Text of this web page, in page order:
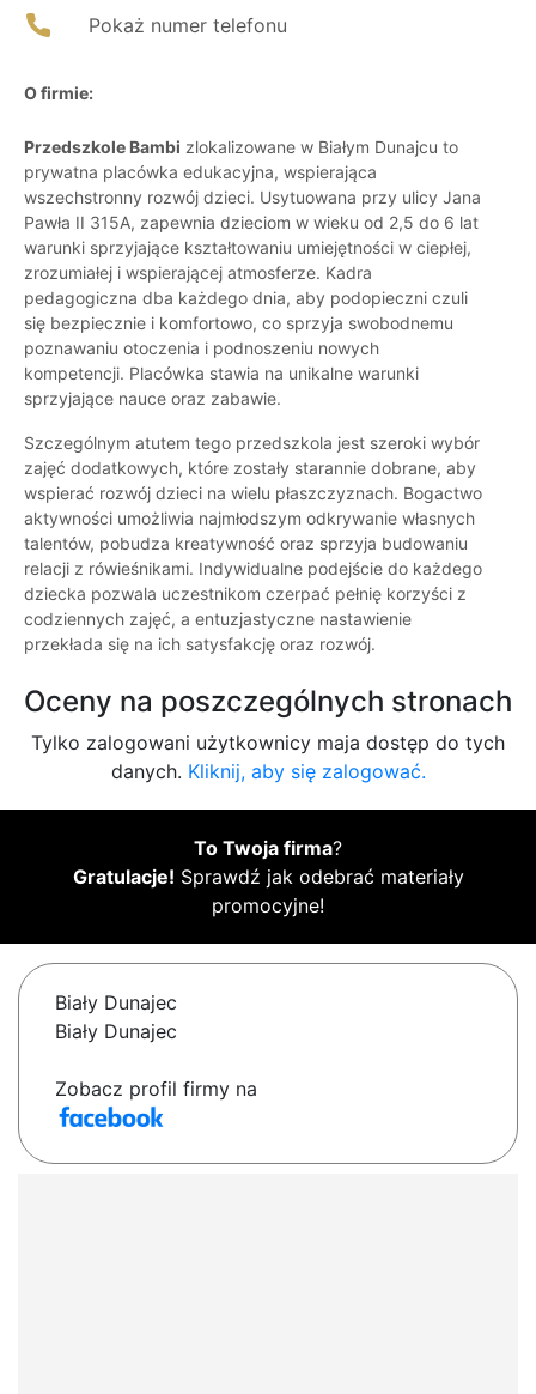
Pokaż numer telefonu
O firmie:
Przedszkole Bambi zlokalizowane w Białym Dunajcu to
prywatna placówka edukacyjna, wspierająca
wszechstronny rozwój dzieci. Usytuowana przy ulicy Jana
Pawła II 315A, zapewnia dzieciom w wieku od 2,5 do 6 lat
warunki sprzyjające kształtowaniu umiejętności w ciepłej,
zrozumiałej i wspierającej atmosferze. Kadra
pedagogiczna dba każdego dnia, aby podopieczni czuli
się bezpiecznie i komfortowo, co sprzyja swobodnemu
poznawaniu otoczenia i podnoszeniu nowych
kompetencji. Placówka stawia na unikalne warunki
sprzyjające nauce oraz zabawie.
Szczególnym atutem tego przedszkola jest szeroki wybór
zajęć dodatkowych, które zostały starannie dobrane, aby
wspierać rozwój dzieci na wielu płaszczyznach. Bogactwo
aktywności umożliwia najmłodszym odkrywanie własnych
talentów, pobudza kreatywność oraz sprzyja budowaniu
relacji z rówieśnikami. Indywidualne podejście do każdego
dziecka pozwala uczestnikom czerpać pełnię korzyści z
codziennych zajęć, a entuzjastyczne nastawienie
przekłada się na ich satysfakcję oraz rozwój.
Oceny na poszczególnych stronach
Tylko zalogowani użytkownicy maja dostęp do tych
danych. Kliknij, aby się zalogować.
To Twoja firma?
Gratulacje! Sprawdź jak odebrać materiały
promocyjne!
Biały Dunajec
Biały Dunajec
Zobacz profil firmy na